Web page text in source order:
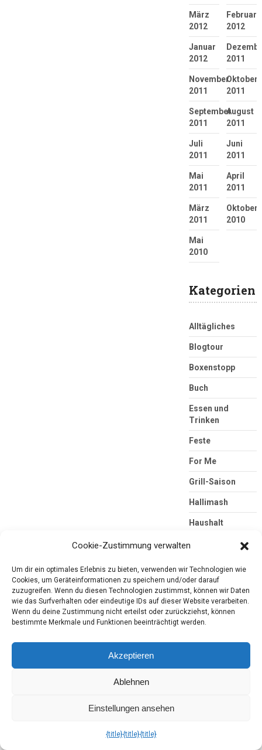
März
2012
Februar
2012
Januar
2012
2011
November
2011
Oktober
2011
September
2011
August
2011
Juli
2011
Juni
2011
Mai
2011
April
2011
März
2011
Oktober
2010
Mai
2010
Kategorien
Alltägliches
Blogtour
Boxenstopp
Buch
Essen und
Trinken
Feste
For Me
Grill-Saison
Hallimash
Haushalt
Hörbuch
Konsumgöttinnen
Körperpflege
LBM
Cookie-Zustimmung verwalten
Um dir ein optimales Erlebnis zu bieten, verwenden wir Technologien wie
Cookies, um Geräteinformationen zu speichern und/oder darauf
zuzugreifen. Wenn du diesen Technologien zustimmst, können wir Daten
wie das Surfverhalten oder eindeutige IDs auf dieser Website verarbeiten.
Wenn du deine Zustimmung nicht erteilst oder zurückziehst, können
bestimmte Merkmale und Funktionen beeinträchtigt werden.
Akzeptieren
Ablehnen
Einstellungen ansehen
{title}{title}{title}